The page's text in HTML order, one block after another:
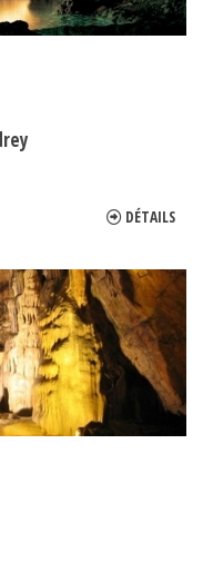
DÉTAILS